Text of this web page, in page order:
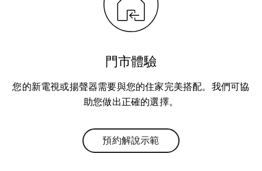
門市體驗
您的新電視或揚聲器需要與您的住家完美搭配。我們可協
助您做出正確的選擇。
預約解說示範Link Opens in New Tab